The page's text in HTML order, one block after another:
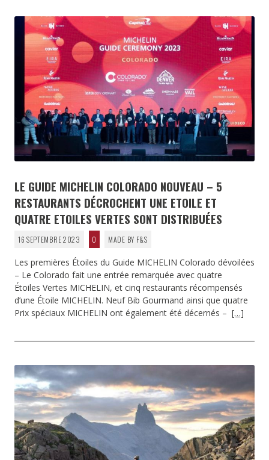
LE GUIDE MICHELIN COLORADO NOUVEAU – 5
RESTAURANTS DÉCROCHENT UNE ETOILE ET
QUATRE ETOILES VERTES SONT DISTRIBUÉES
16 SEPTEMBRE 2023 0 MADE BY F&S
Les premières Étoiles du Guide MICHELIN Colorado dévoilées
– Le Colorado fait une entrée remarquée avec quatre
Étoiles Vertes MICHELIN, et cinq restaurants récompensés
d’une Étoile MICHELIN. Neuf Bib Gourmand ainsi que quatre
Prix spéciaux MICHELIN ont également été décernés – […]